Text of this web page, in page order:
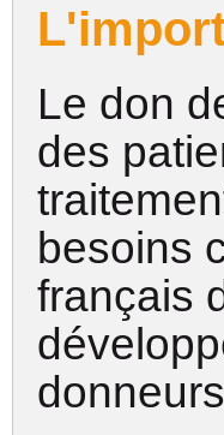
Le don
des
besoins
français